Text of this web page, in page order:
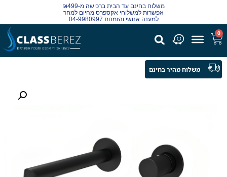
משלוח בחינם עד הבית ברכישה מ-₪499
אפשרות למשלוחי אקספרס מהיום למחר
למענה אנושי והזמנות 04-9980997
0
משלוח מהיר בחינם